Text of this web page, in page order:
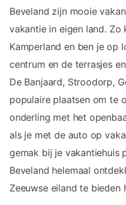
Beveland zijn mooie
vakantie in eigen land. Zo
Kamperland en ben je op
centrum en de terrasjes
De Banjaard, Stroodorp,
populaire plaatsen om te
onderling met het
als je met de auto op
gemak bij je vakantiehuis
Beveland helemaal
Zeeuwse eiland te bieden